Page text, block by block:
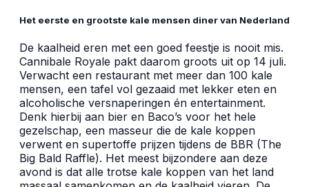
Het eerste en grootste kale mensen diner van Nederland
De kaalheid eren met een goed feestje is nooit mis.
Cannibale Royale pakt daarom groots uit op 14 juli.
Verwacht een restaurant met meer dan 100 kale
mensen, een tafel vol gezaaid met lekker eten en
alcoholische versnaperingen én entertainment.
Denk hierbij aan bier en Baco’s voor het hele
gezelschap, een masseur die de kale koppen
verwent en supertoffe prijzen tijdens de BBR (The
Big Bald Raffle). Het meest bijzondere aan deze
avond is dat alle trotse kale koppen van het land